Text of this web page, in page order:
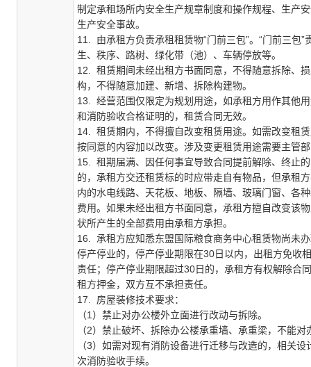
制定承租场所内安全生产规章制度和操作规程、生产
生产安全事故。
11. 由承租方负责承租租赁物“门前三包”。“门前三包
生、秩序、路树、绿化带（池）、车辆停放等。
12. 租赁期间未经出租方书面同意，不得随意拆除、
构，不得随意加建、新增、拆除构建物。
13. 经营范围仅限定为规划用途，如承租方用作其他
和消防验收合格证明的，租赁合同无效。
14. 租赁期内，不得擅自改变租赁用途。如需改变租
按同意的内容加以改变。涉及变更租赁用途需要主管
15. 租期届满、因任何事宜导致合同提前解除、终止
的，承租方交还租赁标的时应带走自有物品，但承租
内的水电线路、天花板、地板、隔墙、玻璃门窗、各
费用。如果未经出租方书面同意，承租方擅自改变该
状所产生的全部费用由承租方承担。
16. 承租方应知悉东盟国际粮食商务中心租赁物尚未
停产停业的，停产停业期限在30日以内，出租方免收
责任；停产停业期限超过30日的，承租方有权解除合
租方押金，双方互不承担责任。
17. 房屋装修技术要求：
（1）禁止对办公楼外立面进行改动与拆除。
（2）禁止破坏、拆除办公楼承重墙、承重梁，不能
（3）如需对现有消防设备进行迁移与改造的，相关
次消防验收手续。